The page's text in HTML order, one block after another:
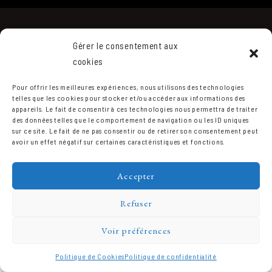
Gérer le consentement aux
cookies
Pour offrir les meilleures expériences, nous utilisons des technologies
telles que les cookies pour stocker et/ou accéder aux informations des
appareils. Le fait de consentir à ces technologies nous permettra de traiter
des données telles que le comportement de navigation ou les ID uniques
sur ce site. Le fait de ne pas consentir ou de retirer son consentement peut
avoir un effet négatif sur certaines caractéristiques et fonctions.
Accepter
Refuser
Voir préférences
Politique de CookiesPolitique de confidentialité
Domaine Prieuré Roch © 2026.